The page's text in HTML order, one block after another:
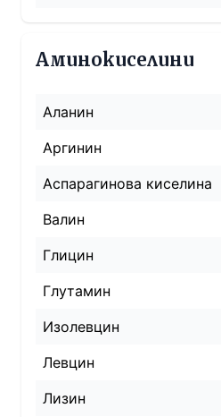
Аминокиселини
Аланин
Аргинин
Аспарагинова киселина
Валин
Глицин
Глутамин
Изолевцин
Левцин
Лизин